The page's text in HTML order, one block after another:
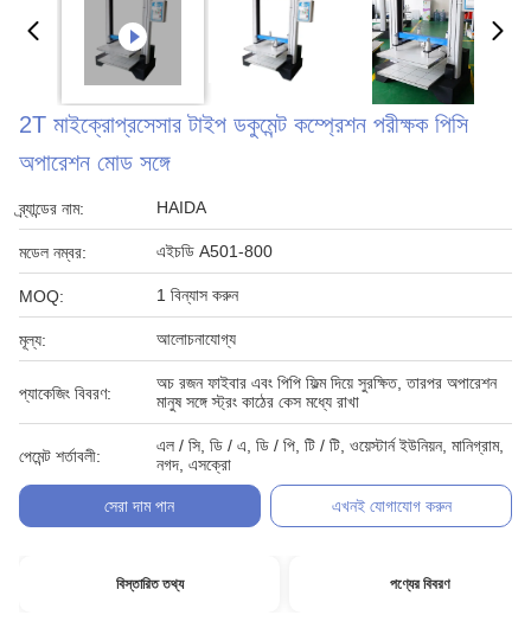
2T মাইক্রোপ্রসেসার টাইপ ডকুমেন্ট কম্প্রেশন পরীক্ষক পিসি
অপারেশন মোড সঙ্গে
ব্র্যান্ডের নাম: HAIDA
মডেল নম্বর: এইচডি A501-800
MOQ: 1 বিন্যাস করুন
মূল্য: আলোচনাযোগ্য
প্যাকেজিং বিবরণ:
অচ রজন ফাইবার এবং পিপি ফিল্ম দিয়ে সুরক্ষিত, তারপর অপারেশন
মানুষ সঙ্গে স্ট্রং কাঠের কেস মধ্যে রাখা
পেমেন্ট শর্তাবলী:
এল / সি, ডি / এ, ডি / পি, টি / টি, ওয়েস্টার্ন ইউনিয়ন, মানিগ্রাম,
নগদ, এসক্রো
সেরা দাম পান এখনই যোগাযোগ করুন
বিস্তারিত তথ্য পণ্যের বিবরণ